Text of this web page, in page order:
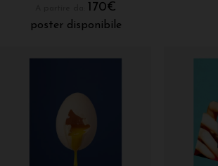
170€
poster disponibile